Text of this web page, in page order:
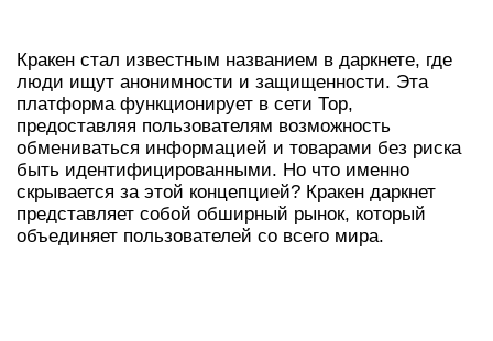
Кракен стал известным названием в даркнете, где
люди ищут анонимности и защищенности. Эта
платформа функционирует в сети Тор,
предоставляя пользователям возможность
обмениваться информацией и товарами без риска
быть идентифицированными. Но что именно
скрывается за этой концепцией? Кракен даркнет
представляет собой обширный рынок, который
объединяет пользователей со всего мира.